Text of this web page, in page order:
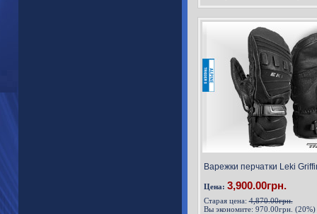
Варежки перчатки Leki
Цена: 3,900.00грн.
Старая цена:4,870.00грн.
Вы экономите: 970.00грн. (20%)